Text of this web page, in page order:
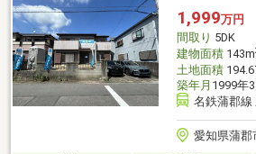
さい！
1,999万円
間取り 5DK
建物面積143m
土地面積
築年月 1999年
名鉄蒲郡線
愛知県蒲郡